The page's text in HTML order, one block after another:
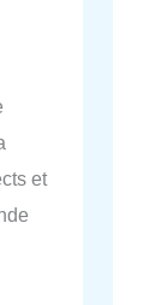
et